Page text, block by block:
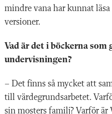
mindre vana har kunnat
versioner.
Vad är det i böckerna som
undervisningen?
– Det finns så mycket att
till värdegrundsarbetet.
sin mosters familj? Varför